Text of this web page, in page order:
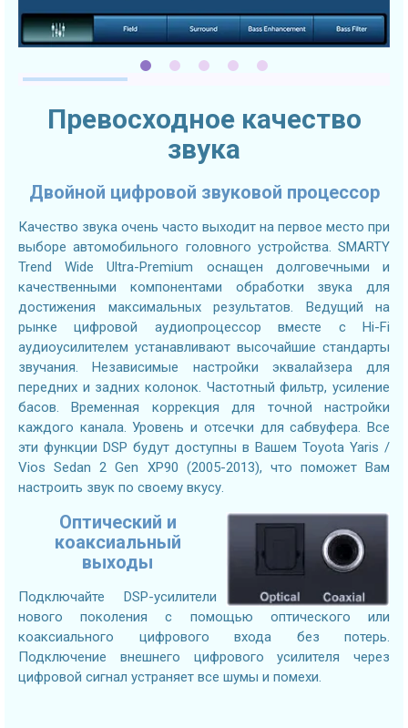
Превосходное качество
звука
Двойной цифровой звуковой процессор
Качество звука очень часто выходит на первое место при
выборе автомобильного головного устройства. SMARTY
Trend Wide Ultra-Premium оснащен долговечными и
качественными компонентами обработки звука для
достижения максимальных результатов. Ведущий на
рынке цифровой аудиопроцессор вместе с Hi-Fi
аудиоусилителем устанавливают высочайшие стандарты
звучания. Независимые настройки эквалайзера для
передних и задних колонок. Частотный фильтр, усиление
басов. Временная коррекция для точной настройки
каждого канала. Уровень и отсечки для сабвуфера. Все
эти функции DSP будут доступны в Вашем Toyota Yaris /
Vios Sedan 2 Gen XP90 (2005-2013), что поможет Вам
настроить звук по своему вкусу.
Оптический и
коаксиальный
выходы
Подключайте DSP-усилители
нового поколения с помощью оптического или
коаксиального цифрового входа без потерь.
Подключение внешнего цифрового усилителя через
цифровой сигнал устраняет все шумы и помехи.